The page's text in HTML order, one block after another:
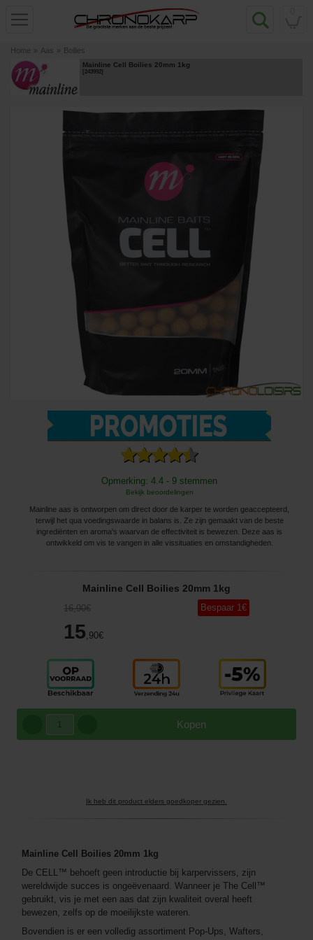
Home » Aas » Boilies
Mainline Cell Boilies 20mm 1kg
[243992]
Opmerking: 4.4 - 9 stemmen
Bekijk beoordelingen
Mainline aas is ontworpen om direct door de karper te worden geaccepteerd,
terwijl het qua voedingswaarde in balans is. Ze zijn gemaakt van de beste
ingrediënten en aroma's waarvan de effectiviteit is bewezen. Deze aas is
ontwikkeld om vis te vangen in alle vissituaties en omstandigheden.
Mainline Cell Boilies 20mm 1kg
16,90€
15 ,90€
Bespaar 1€
Kopen
Ik heb dit product elders goedkoper gezien.
Mainline Cell Boilies 20mm 1kg
De CELL™ behoeft geen introductie bij karpervissers, zijn
wereldwijde succes is ongeëvenaard. Wanneer je The Cell™
gebruikt, vis je met een aas dat zijn kwaliteit overal heeft
bewezen, zelfs op de moeilijkste wateren.
Bovendien is er een volledig assortiment Pop-Ups, Wafters,